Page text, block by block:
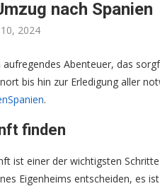
nach Spanien
2024
aufregendes Abenteuer, das
bis hin zur Erledigung aller
.
finden
ist einer der wichtigsten
Eigenheims entscheiden, es